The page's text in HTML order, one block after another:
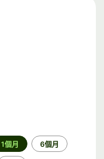
1個月 6個月